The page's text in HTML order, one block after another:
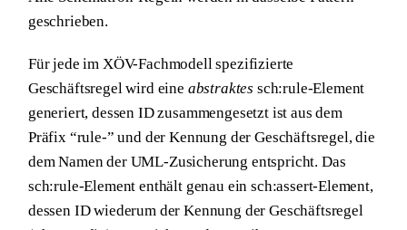
geschrieben.
Für jede im XÖV-Fachmodell spezifizierte
Geschäftsregel wird eine abstraktes sch:rule-Element
generiert, dessen ID zusammengesetzt ist aus dem
Präfix “rule-” und der Kennung der Geschäftsregel, die
dem Namen der UML-Zusicherung entspricht. Das
sch:rule-Element enthält genau ein sch:assert-Element,
dessen ID wiederum der Kennung der Geschäftsregel